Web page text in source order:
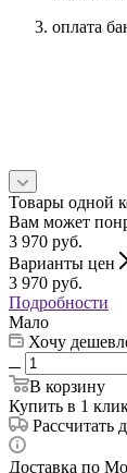
оплата
Товары одной
Вам может
3 970 руб.
Варианты цен
3 970 руб.
Подробности
Мало
Хочу
В корзину
Купить в 1
Рассчитать
Доставка по